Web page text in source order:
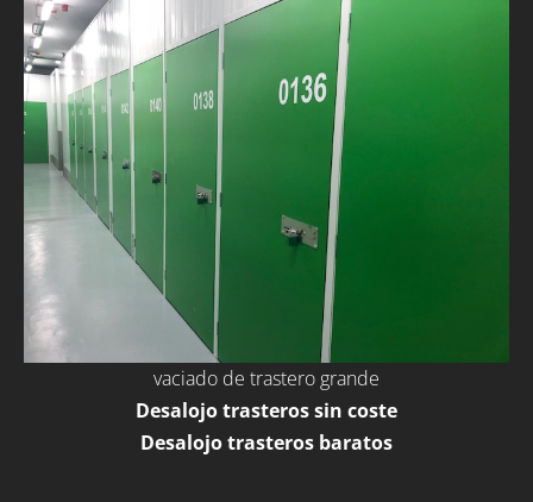
vaciado de trastero grande
Desalojo trasteros sin coste
Desalojo trasteros baratos